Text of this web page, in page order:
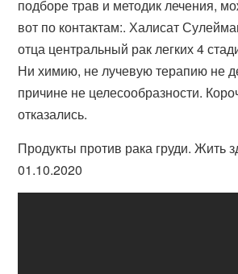
подборе трав и методик лечения,
вот по контактам:. Халисат
отца центральный рак легких 4
Ни химию, не лучевую терапию не
причине не целесообразности.
отказались.
Продукты против рака груди. Жить
01.10.2020